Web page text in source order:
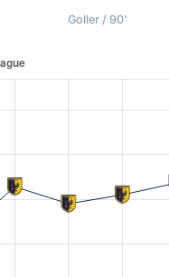
Goller / 90'